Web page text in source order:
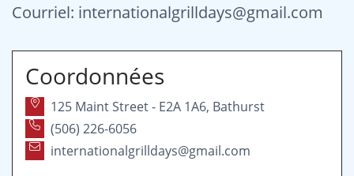
Courriel: internationalgrilldays@gmail.com
Coordonnées
125 Maint Street - E2A 1A6, Bathurst
(506) 226-6056
internationalgrilldays@gmail.com